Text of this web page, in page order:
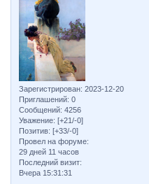
Зарегистрирован: 2023-12-20
Приглашений: 0
Сообщений: 4256
Уважение: [+21/-0]
Позитив: [+33/-0]
Провел на форуме:
29 дней 11 часов
Последний визит:
Вчера 15:31:31